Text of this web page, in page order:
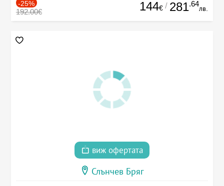
-25%
192.00€ 144€ / 281.64
лв.
виж офертата
Слънчев Бряг